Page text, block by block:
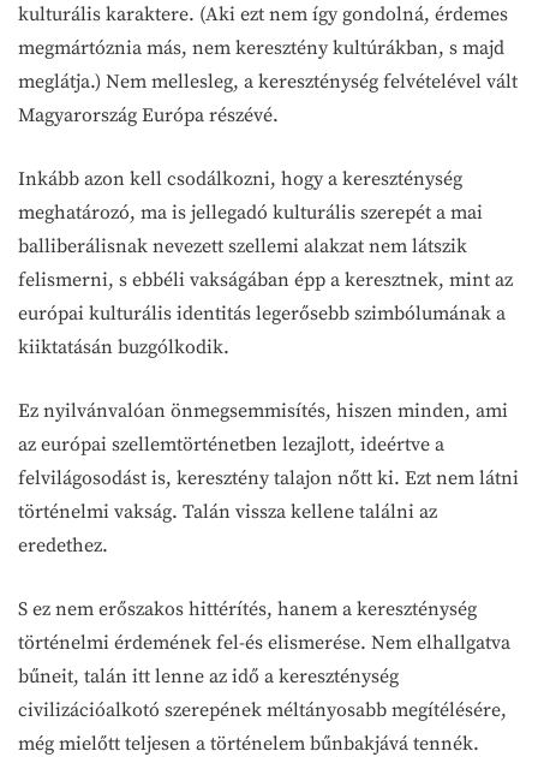
kulturális karaktere. (Aki ezt nem így gondolná, érdemes
megmártóznia más, nem keresztény kultúrákban, s majd
meglátja.) Nem mellesleg, a kereszténység felvételével vált
Magyarország Európa részévé.
Inkább azon kell csodálkozni, hogy a kereszténység
meghatározó, ma is jellegadó kulturális szerepét a mai
balliberálisnak nevezett szellemi alakzat nem látszik
felismerni, s ebbéli vakságában épp a keresztnek, mint az
európai kulturális identitás legerősebb szimbólumának a
kiiktatásán buzgólkodik.
Ez nyilvánvalóan önmegsemmisítés, hiszen minden, ami
az európai szellemtörténetben lezajlott, ideértve a
felvilágosodást is, keresztény talajon nőtt ki. Ezt nem látni
történelmi vakság. Talán vissza kellene találni az
eredethez.
S ez nem erőszakos hittérítés, hanem a kereszténység
történelmi érdemének fel-és elismerése. Nem elhallgatva
bűneit, talán itt lenne az idő a kereszténység
civilizációalkotó szerepének méltányosabb megítélésére,
még mielőtt teljesen a történelem bűnbakjává tennék.